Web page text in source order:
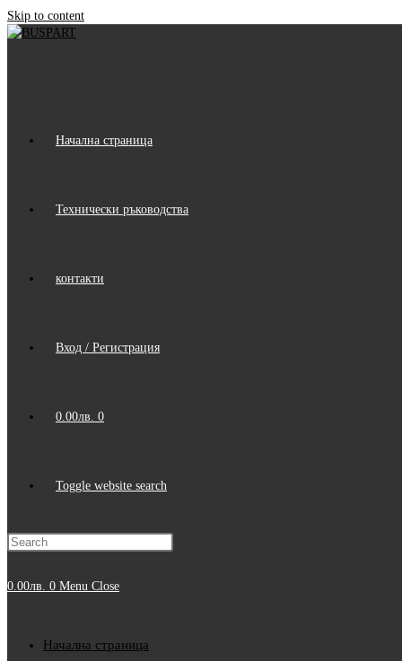
Skip to content
Начална страница
Технически ръководства
контакти
Вход / Регистрация
0.00лв. 0
Toggle website search
0.00лв. 0 Menu Close
Начална страница